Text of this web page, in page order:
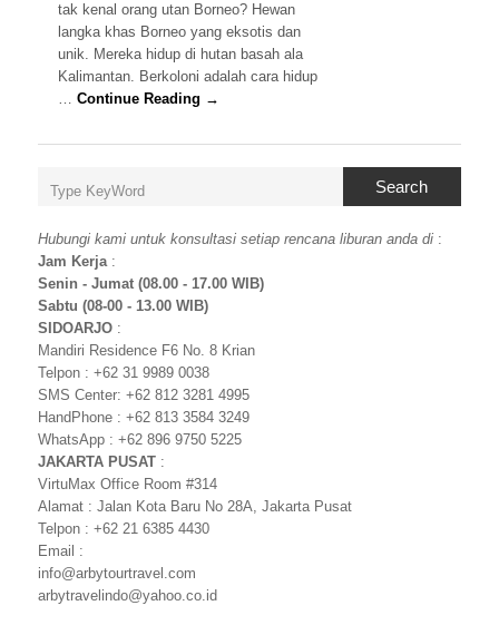
tak kenal orang utan Borneo? Hewan
langka khas Borneo yang eksotis dan
unik. Mereka hidup di hutan basah ala
Kalimantan. Berkoloni adalah cara hidup
…Continue Reading →
Search
Hubungi kami untuk konsultasi setiap rencana liburan anda di :
Jam Kerja:
Senin - Jumat (08.00 - 17.00 WIB)
Sabtu (08-00 - 13.00 WIB)
SIDOARJO :
Mandiri Residence F6 No. 8 Krian
Telpon : +62 31 9989 0038
SMS Center: +62 812 3281 4995
HandPhone : +62 813 3584 3249
WhatsApp : +62 896 9750 5225
JAKARTA PUSAT :
VirtuMax Office Room #314
Alamat : Jalan Kota Baru No 28A, Jakarta Pusat
Telpon : +62 21 6385 4430
Email :
info@arbytourtravel.com
arbytravelindo@yahoo.co.id